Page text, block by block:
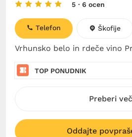
5 · 6 ocen
Vrhunsko belo in rdeče vino
Telefon Škofije
TOP PONUDNIK
Preberi več
Oddajte